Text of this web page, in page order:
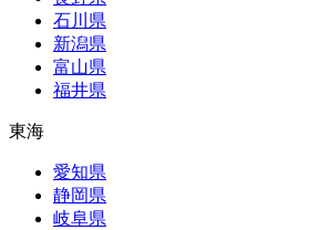
石川県
新潟県
富山県
福井県
東海
愛知県
静岡県
岐阜県